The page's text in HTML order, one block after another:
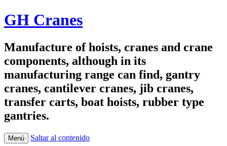
GH Cranes
Manufacture of hoists, cranes and crane
components, although in its
manufacturing range can find, gantry
cranes, cantilever cranes, jib cranes,
transfer carts, boat hoists, rubber type
gantries.
Menú Saltar al contenido